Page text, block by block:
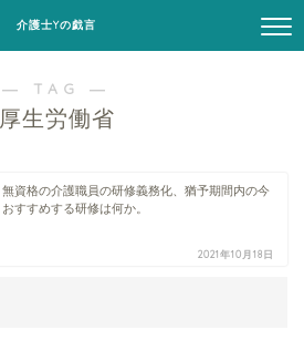
介護士Yの戯言
― TAG ―
厚生労働省
無資格の介護職員の研修義務化、猶予期間内の今
おすすめする研修は何か。
2021年10月18日